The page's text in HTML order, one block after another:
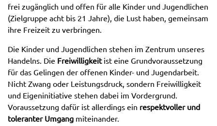
frei zugänglich und offen für alle Kinder und Jugendlichen
(Zielgruppe acht bis 21 Jahre), die Lust haben, gemeinsam
ihre Freizeit zu verbringen.
Die Kinder und Jugendlichen stehen im Zentrum unseres
Handelns. Die Freiwilligkeitist eine Grundvoraussetzung
für das Gelingen der offenen Kinder- und Jugendarbeit.
Nicht Zwang oder Leistungsdruck, sondern Freiwilligkeit
und Eigeninitiative stehen dabei im Vordergrund.
Voraussetzung dafür ist allerdings ein respektvoller und
toleranter Umgang miteinander.